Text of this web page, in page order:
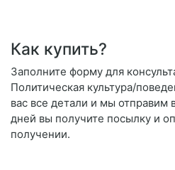
Как купить?
Заполните форму для
Политическая культура/
вас все детали и мы отправим
дней вы получите посылку и
получении.